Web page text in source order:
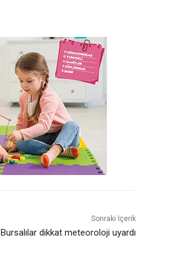
Sonraki İçerik
Bursalılar dikkat meteoroloji uyardı